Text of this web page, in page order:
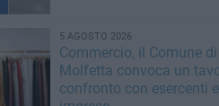
5 AGOSTO 2026
Commercio, il Comune di
Molfetta convoca un
confronto con esercenti